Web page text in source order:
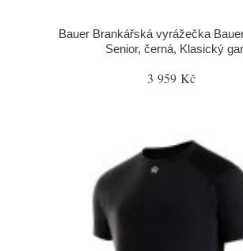
Bauer Brankářská vyrážečka
Senior, černá, Klasický
3 959 Kč